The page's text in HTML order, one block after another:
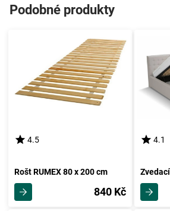
Podobné produkty
4.5
Rošt RUMEX 80 x 200 cm
840 Kč
4.1